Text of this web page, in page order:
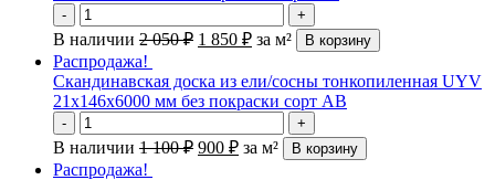
- +
В наличии 2 050₽ 1 850 ₽ за м² В корзину
Распродажа!
Скандинавская доска из ели/сосны тонкопиленная UYV
21х146х6000 мм без покраски сорт АВ
- +
В наличии 1 100₽ 900 ₽ за м² В корзину
Распродажа!